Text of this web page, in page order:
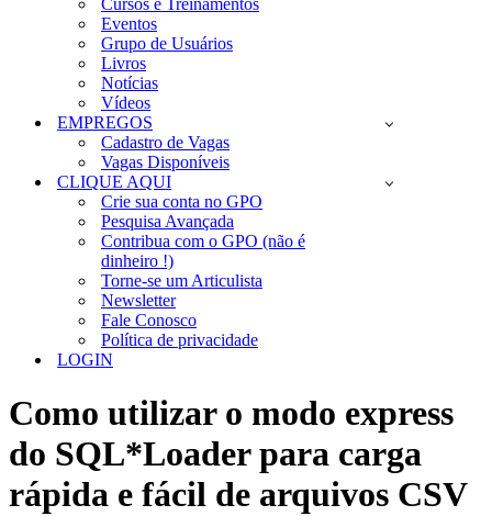
Cursos e Treinamentos
Eventos
Grupo de Usuários
Livros
Notícias
Vídeos
EMPREGOS
Cadastro de Vagas
Vagas Disponíveis
CLIQUE AQUI
Crie sua conta no GPO
Pesquisa Avançada
Contribua com o GPO (não é
dinheiro !)
Torne-se um Articulista
Newsletter
Fale Conosco
Política de privacidade
LOGIN
Como utilizar o modo express
do SQL*Loader para carga
rápida e fácil de arquivos CSV